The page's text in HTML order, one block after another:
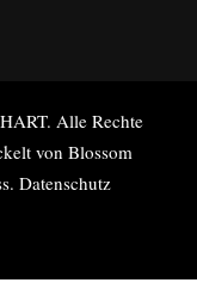
. Alle Rechte
von Blossom
. Datenschutz